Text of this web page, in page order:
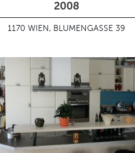
2008
1170 WIEN, BLUMENGASSE 39